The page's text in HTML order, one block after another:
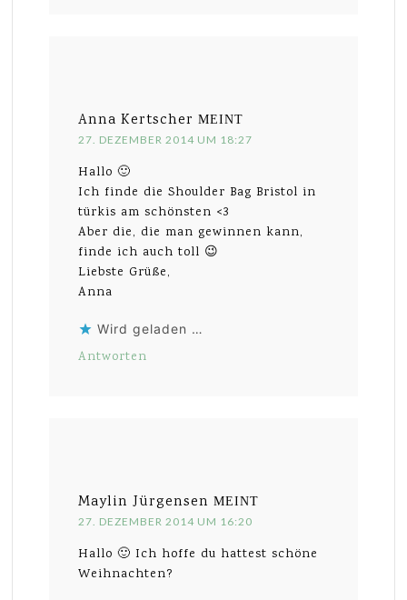
Anna Kertscher MEINT
27. DEZEMBER 2014 UM 18:27
Hallo 🙂
Ich finde die Shoulder Bag Bristol in
türkis am schönsten <3
Aber die, die man gewinnen kann,
finde ich auch toll 😉
Liebste Grüße,
Anna
Wird geladen …
Antworten
Maylin Jürgensen MEINT
27. DEZEMBER 2014 UM 16:20
Hallo 🙂 Ich hoffe du hattest schöne
Weihnachten?